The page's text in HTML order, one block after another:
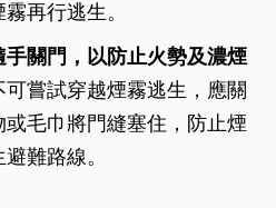
再行逃生。
手關門，以防止火勢及濃煙
可嘗試穿越煙霧逃生，應關
毛巾將門縫塞住，防止煙
難路線。